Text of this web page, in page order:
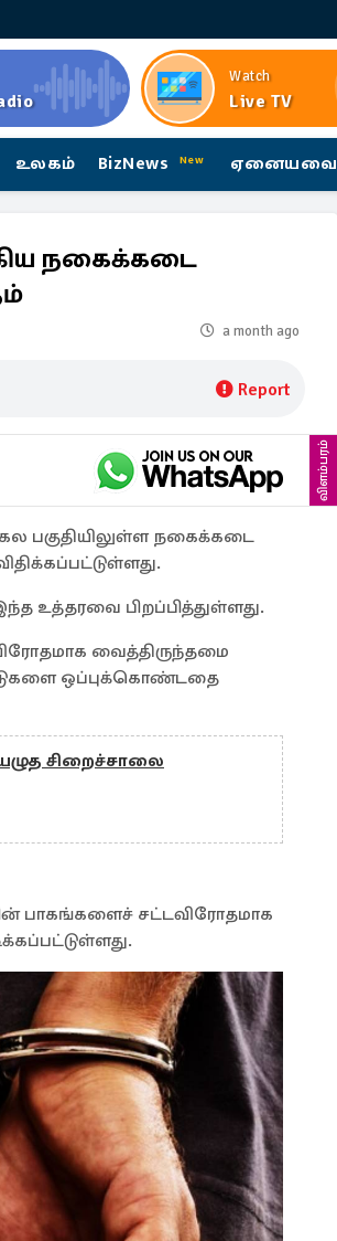
Watch
Live TV
உலகம் BizNews New ஏனையவை
நகைக்கடை
a month ago
Report
விளம்பரம்
பகுதியிலுள்ள நகைக்கடை
உத்தரவை பிறப்பித்துள்ளது.
வைத்திருந்தமை
ஒப்புக்கொண்டதை
சிறைச்சாலை
பாகங்களைச் சட்டவிரோதமாக